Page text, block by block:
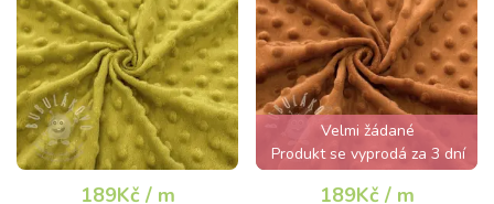
189Kč / m
Velmi žádané
Produkt se vyprodá za 3 dní
189Kč / m